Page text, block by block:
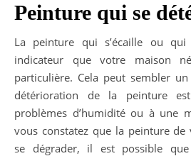
Peinture qui se
La peinture qui s’écaille ou
indicateur que votre maison
particulière. Cela peut sembler
détérioration de la peinture
problèmes d’humidité ou à une
vous constatez que la peinture de
se dégrader, il est possible